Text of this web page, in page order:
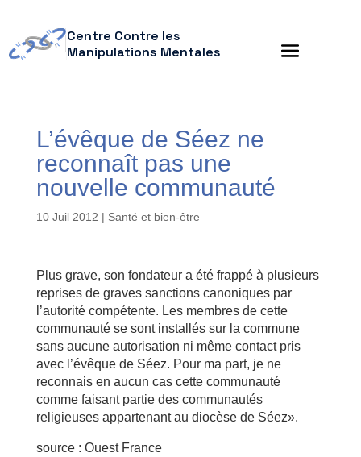
Centre Contre les
Manipulations Mentales
L’évêque de Séez ne
reconnaît pas une
nouvelle communauté
10 Juil 2012 | Santé et bien-être
Plus grave, son fondateur a été frappé à plusieurs
reprises de graves sanctions canoniques par
l’autorité compétente. Les membres de cette
communauté se sont installés sur la commune
sans aucune autorisation ni même contact pris
avec l’évêque de Séez. Pour ma part, je ne
reconnais en aucun cas cette communauté
comme faisant partie des communautés
religieuses appartenant au diocèse de Séez».
source : Ouest France